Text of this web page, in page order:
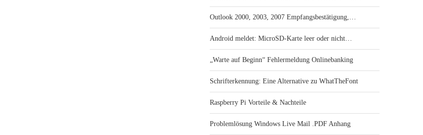
Outlook 2000, 2003, 2007 Empfangsbestätigung,…
Android meldet: MicroSD-Karte leer oder nicht…
„Warte auf Beginn“ Fehlermeldung Onlinebanking
Schrifterkennung: Eine Alternative zu WhatTheFont
Raspberry Pi Vorteile & Nachteile
Problemlösung Windows Live Mail .PDF Anhang